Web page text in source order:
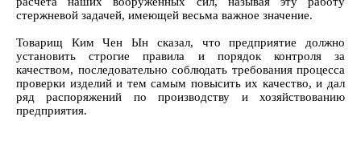
стержневой задачей, имеющей весьма важное значение.
Товарищ Ким Чен Ын сказал, что предприятие должно
установить строгие правила и порядок контроля за
качеством, последовательно соблюдать требования процесса
проверки изделий и тем самым повысить их качество, и дал
ряд распоряжений по производству и хозяйствованию
предприятия.